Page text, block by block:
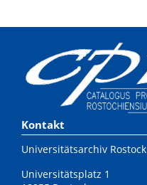
Kontakt
Universitätsarchiv Rostock
Universitätsplatz 1